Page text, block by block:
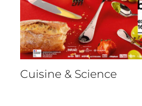
Cuisine & Science